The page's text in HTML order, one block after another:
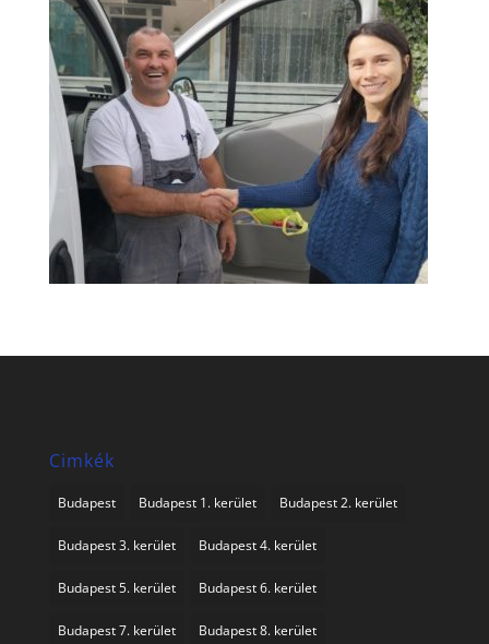
Cimkék
Budapest Budapest 1. kerület Budapest 2. kerület
Budapest 3. kerület Budapest 4. kerület
Budapest 5. kerület Budapest 6. kerület
Budapest 7. kerület Budapest 8. kerület